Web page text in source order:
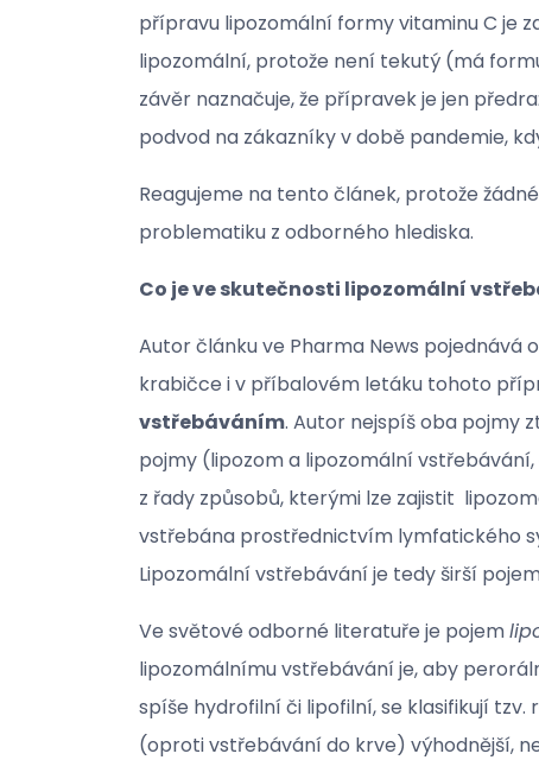
přípravu lipozomální formy vitaminu C je
lipozomální, protože není tekutý (má
závěr naznačuje, že přípravek je jen
podvod na zákazníky v době pandemie,
Reagujeme na tento článek, protože
problematiku z odborného hlediska.
Co je ve skutečnosti lipozomální
Autor článku ve Pharma News pojednává
krabičce i v příbalovém letáku tohoto
vstřebáváním. Autor nejspíš oba pojmy
pojmy (lipozom a lipozomální vstřebávání,
z řady způsobů, kterými lze zajistit
vstřebána prostřednictvím lymfatického
Lipozomální vstřebávání je tedy širší
Ve světové odborné literatuře je pojem
lipozomálnímu vstřebávání je, aby
spíše hydrofilní či lipofilní, se klasifikují
(oproti vstřebávání do krve) výhodnější,